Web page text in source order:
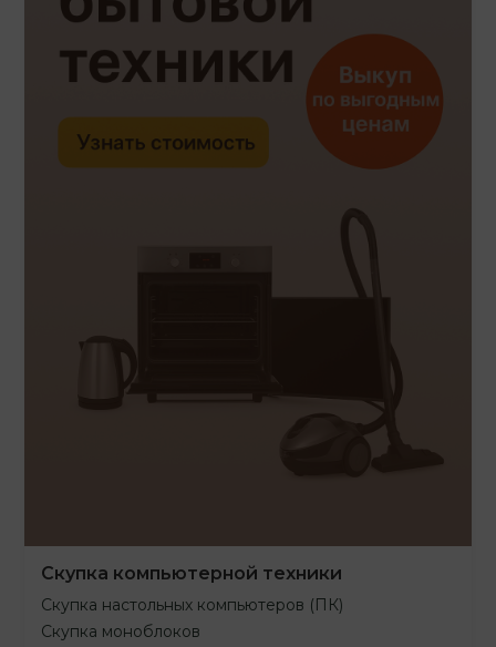
Скупка компьютерной техники
Скупка настольных компьютеров (ПК)
Скупка моноблоков